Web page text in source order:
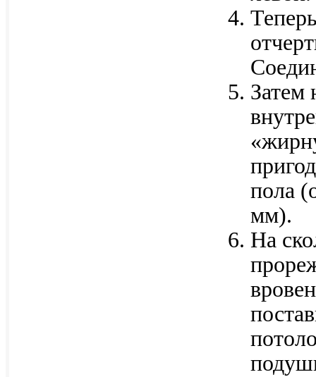
Затем
пола
мм).
На